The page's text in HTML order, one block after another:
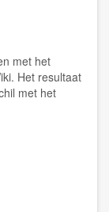
met het
. Het resultaat
met het